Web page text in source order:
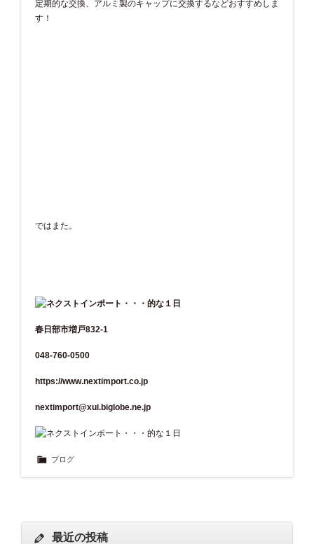
定期的な交換、アルミ製のキャップに交換するなどおすすめしま
す！
ではまた。
春日部市増戸832-1
048-760-0500
https://www.nextimport.co.jp
nextimport@xui.biglobe.ne.jp
ブログ
最近の投稿